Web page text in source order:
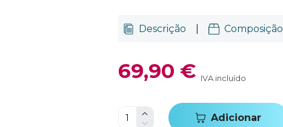
Descrição Composição
69,90 € IVA incluído
Adicionar